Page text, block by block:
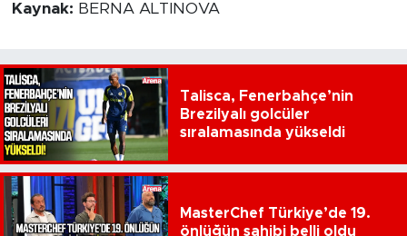
Kaynak: BERNA ALTINOVA
Talisca, Fenerbahçe’nin
Brezilyalı golcüler
sıralamasında yükseldi
MasterChef Türkiye’de 19.
önlüğün sahibi belli oldu